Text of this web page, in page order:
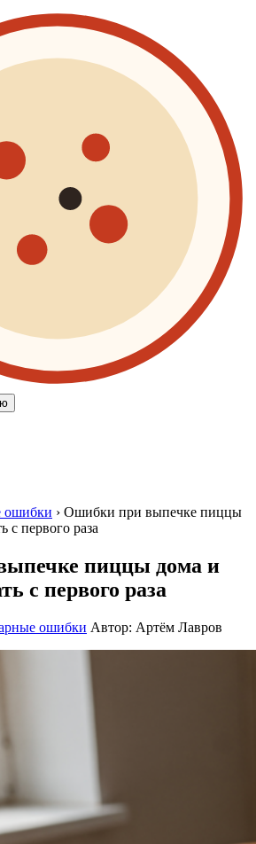
ошибки › Ошибки при выпечке пиццы
с первого раза
пиццы дома и
с первого раза
ошибки Автор: Артём Лавров